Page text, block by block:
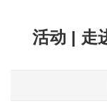
活动 | 走